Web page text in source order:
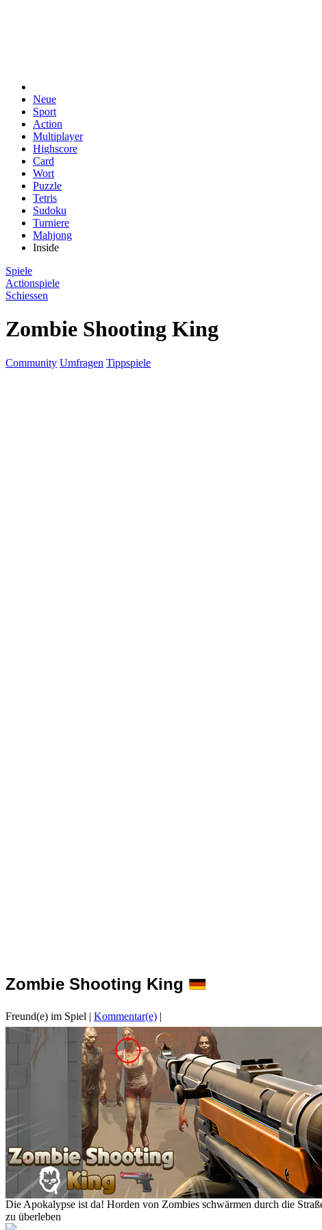
Neue
Sport
Action
Multiplayer
Highscore
Card
Wort
Puzzle
Tetris
Sudoku
Turniere
Mahjong
Inside
Spiele
Actionspiele
Schiessen
Zombie Shooting King
Community Umfragen Tippspiele
Zombie Shooting King
Freund(e) im Spiel | Kommentar(e) |
Die Apokalypse ist da! Horden von Zombies schwärmen durch die
zu überleben